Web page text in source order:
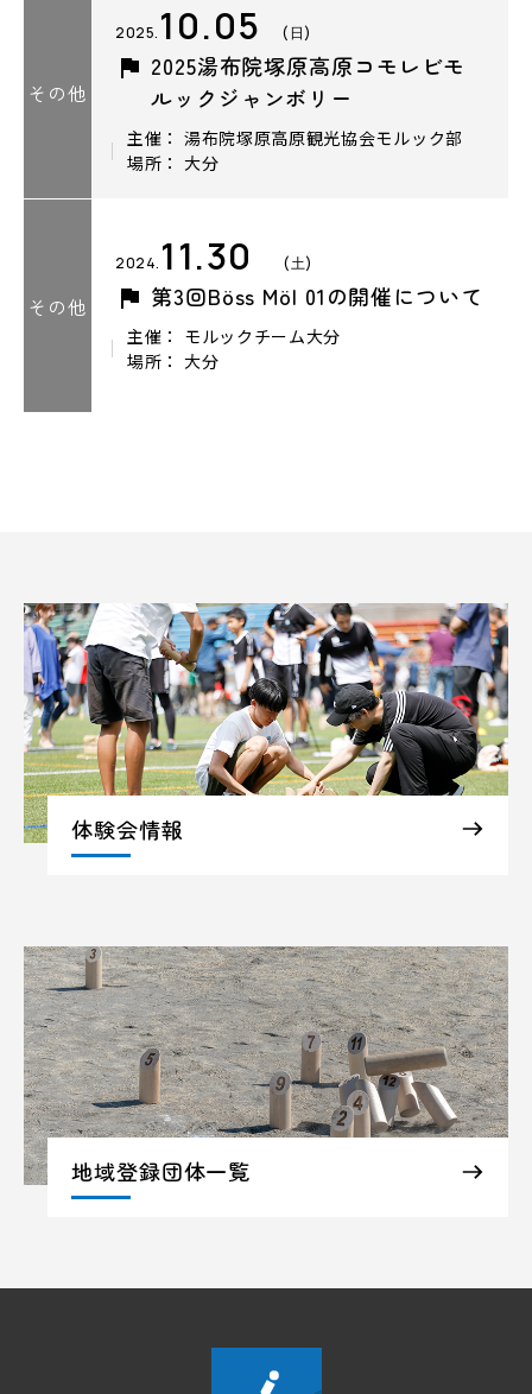
その他
2025. 10.05 (日)
2025湯布院塚原高原コモレビモ
ルックジャンボリー
主催： 湯布院塚原高原観光協会モルック部
場所： 大分
その他
2024. 11.30 (土)
第3回Böss Möl 01の開催について
主催： モルックチーム大分
場所： 大分
体験会情報
地域登録団体一覧